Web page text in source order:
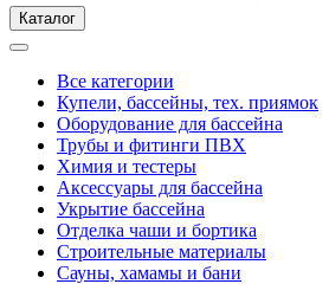
Каталог
Все категории
Купели, бассейны, тех. приямок
Оборудование для бассейна
Трубы и фитинги ПВХ
Химия и тестеры
Аксессуары для бассейна
Укрытие бассейна
Отделка чаши и бортика
Строительные материалы
Сауны, хамамы и бани